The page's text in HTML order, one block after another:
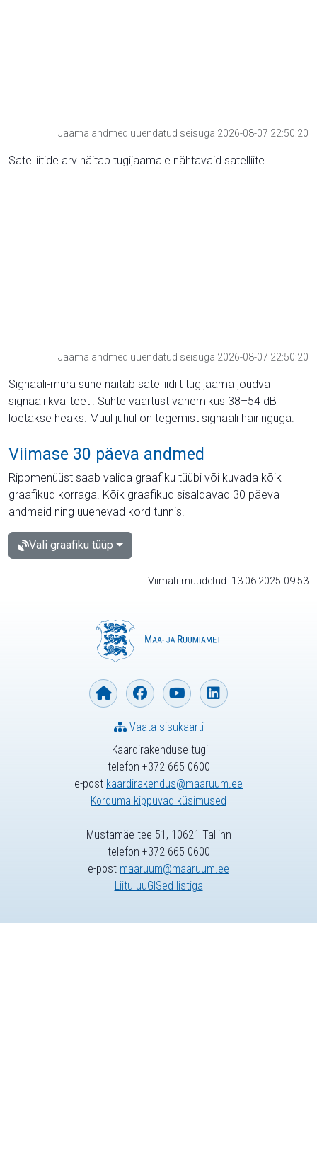
Jaama andmed uuendatud seisuga 2026-08-07 22:50:20
Satelliitide arv näitab tugijaamale nähtavaid satelliite.
Jaama andmed uuendatud seisuga 2026-08-07 22:50:20
Signaali-müra suhe näitab satelliidilt tugijaama jõudva
signaali kvaliteeti. Suhte väärtust vahemikus 38–54 dB
loetakse heaks. Muul juhul on tegemist signaali häiringuga.
Viimase 30 päeva andmed
Rippmenüüst saab valida graafiku tüübi või kuvada kõik
graafikud korraga. Kõik graafikud sisaldavad 30 päeva
andmeid ning uuenevad kord tunnis.
Vali graafiku tüüp
Viimati muudetud: 13.06.2025 09:53
Kaardirakenduse tugi
telefon +372 665 0600
e-post kaardirakendus@maaruum.ee
Korduma kippuvad küsimused
Vaata sisukaarti
Mustamäe tee 51, 10621 Tallinn
telefon +372 665 0600
e-post maaruum@maaruum.ee
Liitu uuGISed listiga